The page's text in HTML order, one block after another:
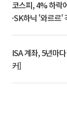
코스피, 4% 하락
·SK하닉 '와르르'
ISA 계좌, 5년마
커]